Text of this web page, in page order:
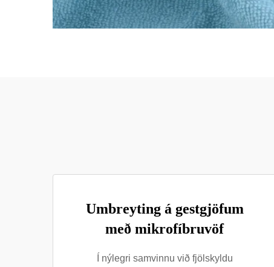
Umbreyting á gestgjöfum
með mikrofíbruvöf
Í nýlegri samvinnu við fjölskyldu